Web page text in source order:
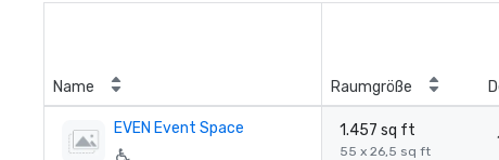
Name Raumgröße
EVEN Event Space 1.457 sq ft
55 x 26,5 sq ft